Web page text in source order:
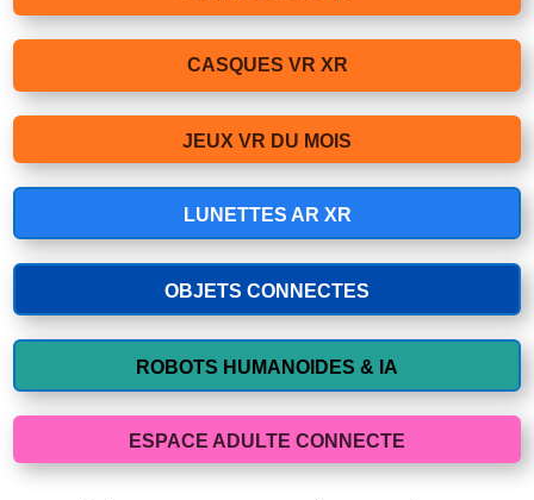
CASQUES VR XR
JEUX VR DU MOIS
LUNETTES AR XR
OBJETS CONNECTES
ROBOTS HUMANOIDES & IA
ESPACE ADULTE CONNECTE